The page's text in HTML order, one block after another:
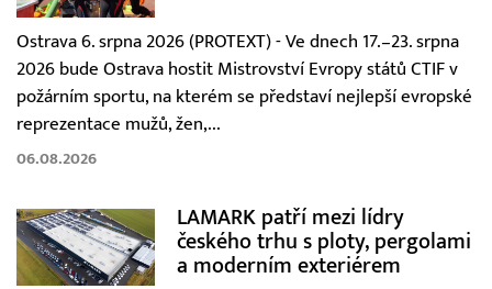
Ostrava 6. srpna 2026 (PROTEXT) - Ve dnech 17.–23. srpna
2026 bude Ostrava hostit Mistrovství Evropy států CTIF v
požárním sportu, na kterém se představí nejlepší evropské
reprezentace mužů, žen,...
06.08.2026
LAMARK patří mezi lídry
českého trhu s ploty, pergolami
a moderním exteriérem